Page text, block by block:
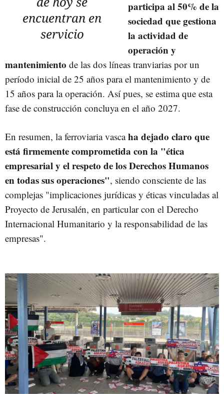
encuentran en
servicio
participa al 50% de la
sociedad que gestiona
la actividad de
operación y
mantenimiento de las dos líneas tranviarias por un
período inicial de 25 años para el mantenimiento y de
15 años para la operación. Así pues, se estima que esta
fase de construcción concluya en el año 2027.
En resumen, la ferroviaria vascaha dejado claro que
está firmemente comprometida con la "ética
empresarial y el respeto de los Derechos Humanos
en todas sus operaciones", siendo consciente de las
complejas "implicaciones jurídicas y éticas vinculadas al
Proyecto de Jerusalén, en particular con el Derecho
Internacional Humanitario y la responsabilidad de las
empresas".